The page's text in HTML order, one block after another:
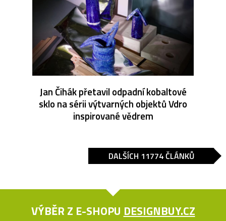
Jan Čihák přetavil odpadní kobaltové
sklo na sérii výtvarných objektů Vdro
inspirované vědrem
DALŠÍCH 11774 ČLÁNKŮ
VÝBĚR Z E-SHOPU DESIGNBUY.CZ